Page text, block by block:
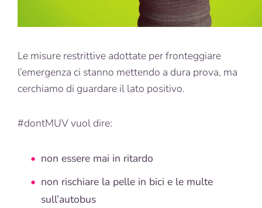
Le misure restrittive adottate per fronteggiare
l’emergenza ci stanno mettendo a dura prova, ma
cerchiamo di guardare il lato positivo.
#dontMUV vuol dire:
non essere mai in ritardo
non rischiare la pelle in bici e le multe
sull’autobus